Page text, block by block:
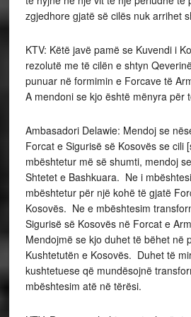
zgjedhore gjatë së cilës nuk arrihet
KTV: Këtë javë pamë se Kuvendi i
rezolutë me të cilën e shtyn
punuar në formimin e Forcave të
A mendoni se kjo është mënyra për
Ambasadori Delawie: Mendoj se
Forcat e Sigurisë së Kosovës se cili
mbështetur më së shumti, mendoj
Shtetet e Bashkuara. Ne i
mbështetur për një kohë të gjatë
Kosovës. Ne e mbështesim
Sigurisë së Kosovës në Forcat e
Mendojmë se kjo duhet të bëhet në
Kushtetutën e Kosovës. Duhet të
kushtetuese që mundësojnë
mbështesim atë në tërësi.